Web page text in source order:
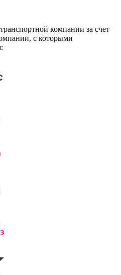
компании за счет
с которыми